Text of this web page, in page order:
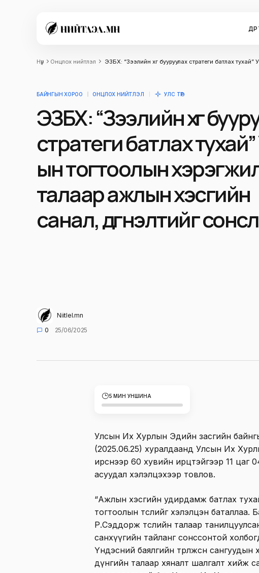
Нүүр Онцлох нийтлэл ЭЗБХ: “Зээлийн хүүг бууруулах стратеги батлах
БАЙНГЫН ХОРОО ОНЦЛОХ НИЙТЛЭЛ УЛС ТӨР
ЭЗБХ: “Зээлийн хүүг
стратеги батлах
ын тогтоолын
талаар ажлын хэсгийн
санал, дүгнэлтийг
Niitlel.mn
0
25/06/2025
5 МИН УНШИНА
Улсын Их Хурлын Эдийн засгийн
(2025.06.25) хуралдаанд Улсын Их
ирснээр 60 хувийн ирцтэйгээр 11 цаг
асуудал хэлэлцэхээр товлов.
“Ажлын хэсгийн удирдамж батлах
тогтоолын төслийг хэлэлцэн
Р.Сэддорж төслийн талаар
санхүүгийн тайланг сонссонтой
Үндэсний баялгийн төрөлжсөн сангуудын
дүнгийн талаар хяналт шалгалт хийж